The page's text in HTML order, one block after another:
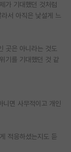
가 기대했던 것처럼
서 아직은 낯설게 느
곳은 아니라는 것도
기를 기대했던 것 같
니면 사무적이고 개인
적응하셨는지도 듣